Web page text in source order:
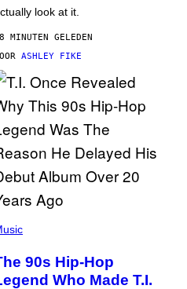
look at it.
MINUTEN GELEDEN
ASHLEY FIKE
90s Hip-Hop
Who Made T.I.